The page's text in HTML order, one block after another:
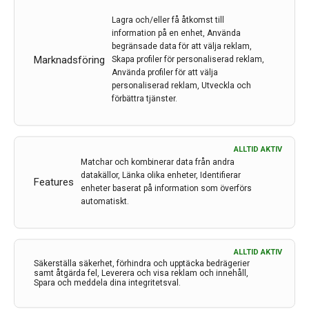
Marknadsföring
Lagra och/eller få åtkomst till
information på en enhet, Använda
begränsade data för att välja reklam,
Skapa profiler för personaliserad reklam,
Använda profiler för att välja
personaliserad reklam, Utveckla och
förbättra tjänster.
Features
ALLTID AKTIV
Matchar och kombinerar data från andra
datakällor, Länka olika enheter, Identifierar
enheter baserat på information som överförs
automatiskt.
Säkerställa säkerhet, förhindra och upptäcka bedrägerier
samt åtgärda fel, Leverera och visa reklam och innehåll,
Spara och meddela dina integritetsval.
ALLTID AKTIV
Progressiv MS kan förutspås av AI
Forskare vid Uppsala universitet har utvecklat en ny AI-
baserad metod som kan förutse övergången till
sekundärprogressiv multipel skleros och samtidigt
ange hur säker modellen är på sin bedömning.